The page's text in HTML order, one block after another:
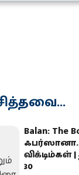
Balan: The
30